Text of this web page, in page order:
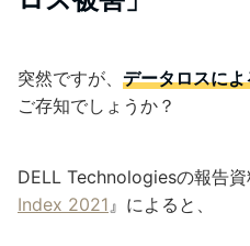
突然ですが、 データロスに
ご存知でしょうか？
DELL Technologiesの報告資
Index 2021 』によると、